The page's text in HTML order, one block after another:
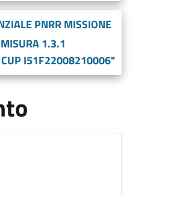
PNRR MISSIONE
1.3.1
CUP I51F22008210006"